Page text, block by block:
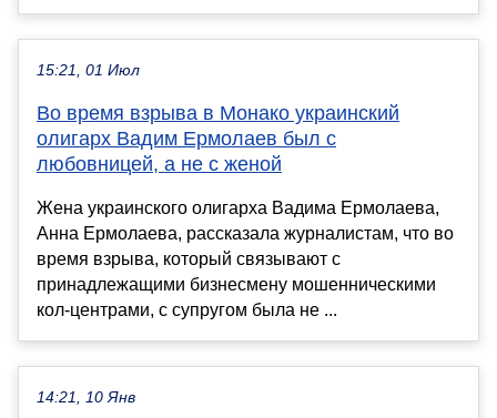
15:21, 01 Июл
Во время взрыва в Монако украинский
олигарх Вадим Ермолаев был с
любовницей, а не с женой
Жена украинского олигарха Вадима Ермолаева,
Анна Ермолаева, рассказала журналистам, что во
время взрыва, который связывают с
принадлежащими бизнесмену мошенническими
кол-центрами, с супругом была не ...
14:21, 10 Янв